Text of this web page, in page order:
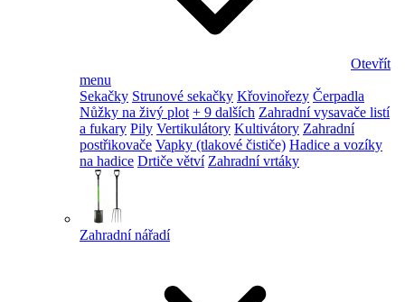
Otevřít
menu
Sekačky Strunové sekačky Křovinořezy Čerpadla
Nůžky na živý plot + 9 dalších Zahradní vysavače listí
a fukary Pily Vertikulátory Kultivátory Zahradní
postřikovače Vapky (tlakové čističe) Hadice a vozíky
na hadice Drtiče větví Zahradní vrtáky
Zahradní nářadí